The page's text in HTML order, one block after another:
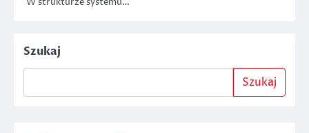
Szukaj
Szukaj